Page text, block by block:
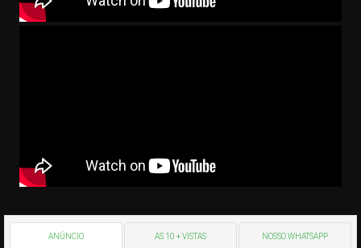
ANÚNCIO AS 10 + VISTAS NOSSO WHATSAPP